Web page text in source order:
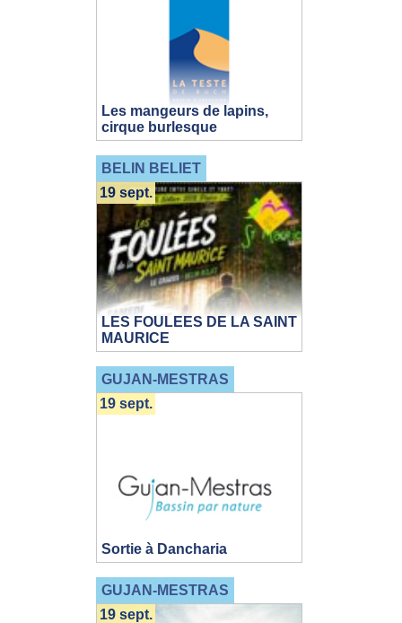
Les mangeurs de lapins,
cirque burlesque
BELIN BELIET
LES FOULEES DE LA SAINT
MAURICE
19 sept.
GUJAN-MESTRAS
Sortie à Dancharia
19 sept.
GUJAN-MESTRAS
19 sept.